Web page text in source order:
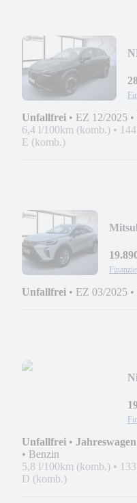
Unfallfrei • EZ 12/2025 •
6,4 l/100km (komb.) •
E (komb.)
Unfallfrei • EZ 03/2025 •
Unfallfrei • Jahreswagen
• Benzin
5,8 l/100km (komb.) •
D (komb.)